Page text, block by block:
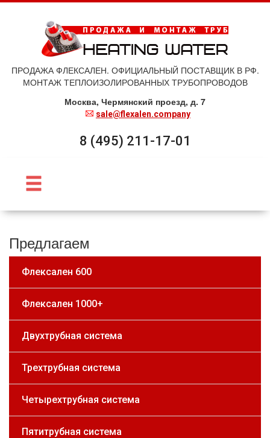
ПРОДАЖА ФЛЕКСАЛЕН. ОФИЦИАЛЬНЫЙ ПОСТАВЩИК В РФ.
МОНТАЖ ТЕПЛОИЗОЛИРОВАННЫХ ТРУБОПРОВОДОВ
Москва, Чермянский проезд, д. 7
sale@flexalen.company
8 (495) 211-17-01
Предлагаем
Флексален 600
Флексален 1000+
Двухтрубная система
Трехтрубная система
Четырехтрубная система
Пятитрубная система